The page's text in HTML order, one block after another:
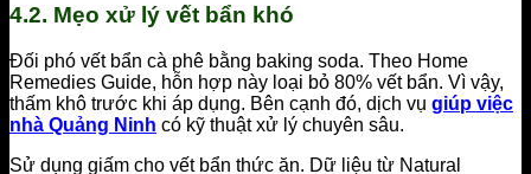
4.2. Mẹo xử lý vết bẩn khó
Đối phó vết bẩn cà phê bằng baking soda. Theo Home
Remedies Guide, hỗn hợp này loại bỏ 80% vết bẩn. Vì vậy,
thấm khô trước khi áp dụng. Bên cạnh đó, dịch vụ giúp việc
nhà Quảng Ninh có kỹ thuật xử lý chuyên sâu.
Sử dụng giấm cho vết bẩn thức ăn. Dữ liệu từ Natural